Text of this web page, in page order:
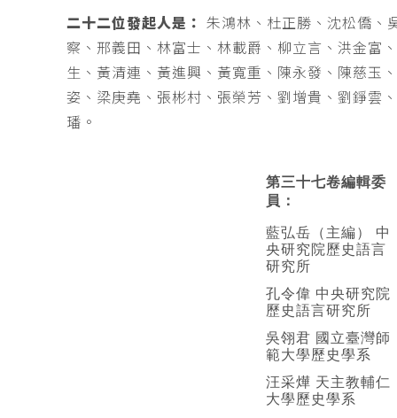
二十二位發起人是：
朱鴻林、杜正勝、沈松僑、
察、邢義田、林富士、林載爵、柳立言、洪金富
生、黃清連、黃進興、黃寬重、陳永發、陳慈玉
姿、梁庚堯、張彬村、張榮芳、劉增貴、劉錚雲
璠。
第三十七卷編輯委
員：
藍弘岳（主編） 中
央研究院歷史語言
研究所
孔令偉 中央研究院
歷史語言研究所
吳翎君 國立臺灣師
範大學歷史學系
汪采燁 天主教輔仁
大學歷史學系